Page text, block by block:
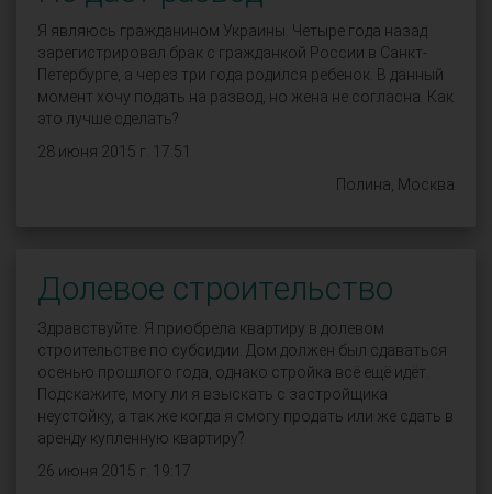
Я являюсь гражданином Украины. Четыре года назад
зарегистрировал брак с гражданкой России в Санкт-
Петербурге, а через три года родился ребенок. В данный
момент хочу подать на развод, но жена не согласна. Как
это лучше сделать?
28 июня 2015 г. 17:51
Полина, Москва
Долевое строительство
Здравствуйте. Я приобрела квартиру в долевом
строительстве по субсидии. Дом должен был сдаваться
осенью прошлого года, однако стройка всё ещё идёт.
Подскажите, могу ли я взыскать с застройщика
неустойку, а так же когда я смогу продать или же сдать в
аренду купленную квартиру?
26 июня 2015 г. 19:17